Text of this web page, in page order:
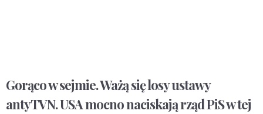
Gorąco w sejmie. Ważą się losy ustawy
antyTVN. USA mocno naciskają rząd PiS w tej